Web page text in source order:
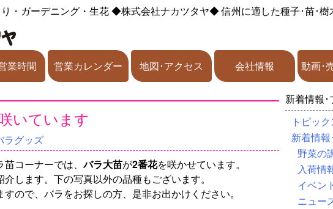
・ガーデニング・生花◆株式会社ナカツタヤ◆信州に適した種子･苗･樹
業時間 営業カレンダー 地図･アクセス 会社情報 動画･
いています
ラグッズ
苗コーナーでは、バラ大苗が2番花を咲かせています。
します。下の写真以外の品種もございます。
ので、バラをお探しの方、是非お出かけください。
新着情報
トピック
新着情
野菜の
入荷情
イベン
ニュー